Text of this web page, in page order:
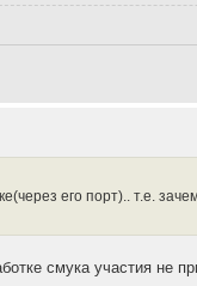
его порт).. т.е.
смука участия не